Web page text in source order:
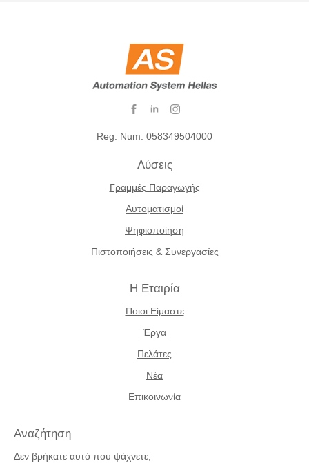
Reg. Num. 058349504000
Λύσεις
Γραμμές Παραγωγής
Αυτοματισμοί
Ψηφιοποίηση
Πιστοποιήσεις & Συνεργασίες
Η Εταιρία
Ποιοι Είμαστε
Έργα
Πελάτες
Νέα
Επικοινωνία
Αναζήτηση
Δεν βρήκατε αυτό που ψάχνετε;